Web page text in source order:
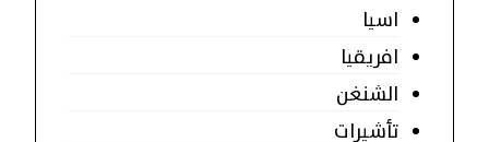
اسيا
افريقيا
الشنغن
تأشيرات